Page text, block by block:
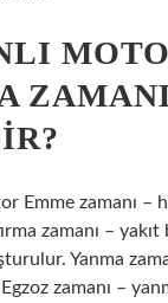
Emme zamanı –
zamanı – yakıt
Yanma
zamanı –